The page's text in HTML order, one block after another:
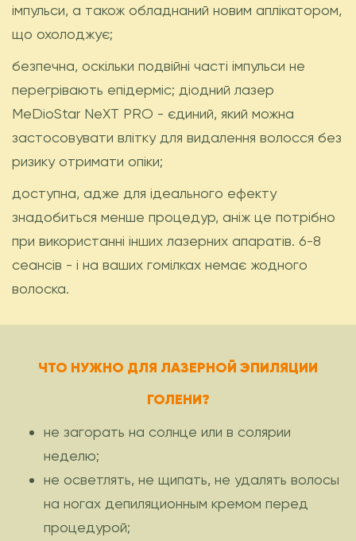
імпульси, а також обладнаний новим аплікатором,
що охолоджує;
безпечна, оскільки подвійні часті імпульси не
перегрівають епідерміс; діодний лазер
MeDioStar NеXT PRO - єдиний, який можна
застосовувати влітку для видалення волосся без
ризику отримати опіки;
доступна, адже для ідеального ефекту
знадобиться менше процедур, аніж це потрібно
при використанні інших лазерних апаратів. 6-8
сеансів - і на ваших гомілках немає жодного
волоска.
ЧТО НУЖНО ДЛЯ ЛАЗЕРНОЙ ЭПИЛЯЦИИ
ГОЛЕНИ?
не загорать на солнце или в солярии
неделю;
не осветлять, не щипать, не удалять волосы
на ногах депиляционным кремом перед
процедурой;